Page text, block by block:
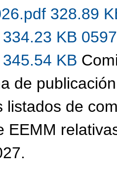
328.89
KB
KB
de
listados de
EEMM